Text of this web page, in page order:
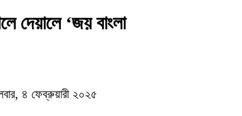
দেয়ালে ‘জয় বাংলা
৪ ফেব্রুয়ারী ২০২৫